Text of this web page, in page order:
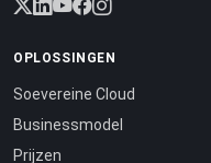
OPLOSSINGEN
Soevereine Cloud
Businessmodel
Prijzen